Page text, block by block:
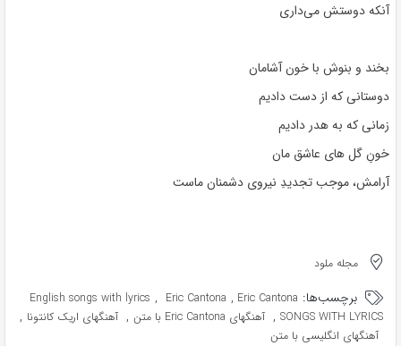
آنکه دوستش می‌داری
بخند و بنوش با خون آشامان
دوستانی که از دست دادیم
زمانی که به هدر دادیم
خونِ گل های عاشق مان
آرامش، موجب تجدیدِ نیروی دشمنان ماست
مجله ملود
برچسب‌ها: English songs with lyrics , Eric Cantona , Eric Cantona
SONGS WITH LYRICS
, آهنگهای Eric Cantona با متن , آهنگهای اریک کانتونا ,
آهنگهای انگلیسی با متن